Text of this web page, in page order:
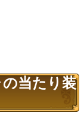
当たり装